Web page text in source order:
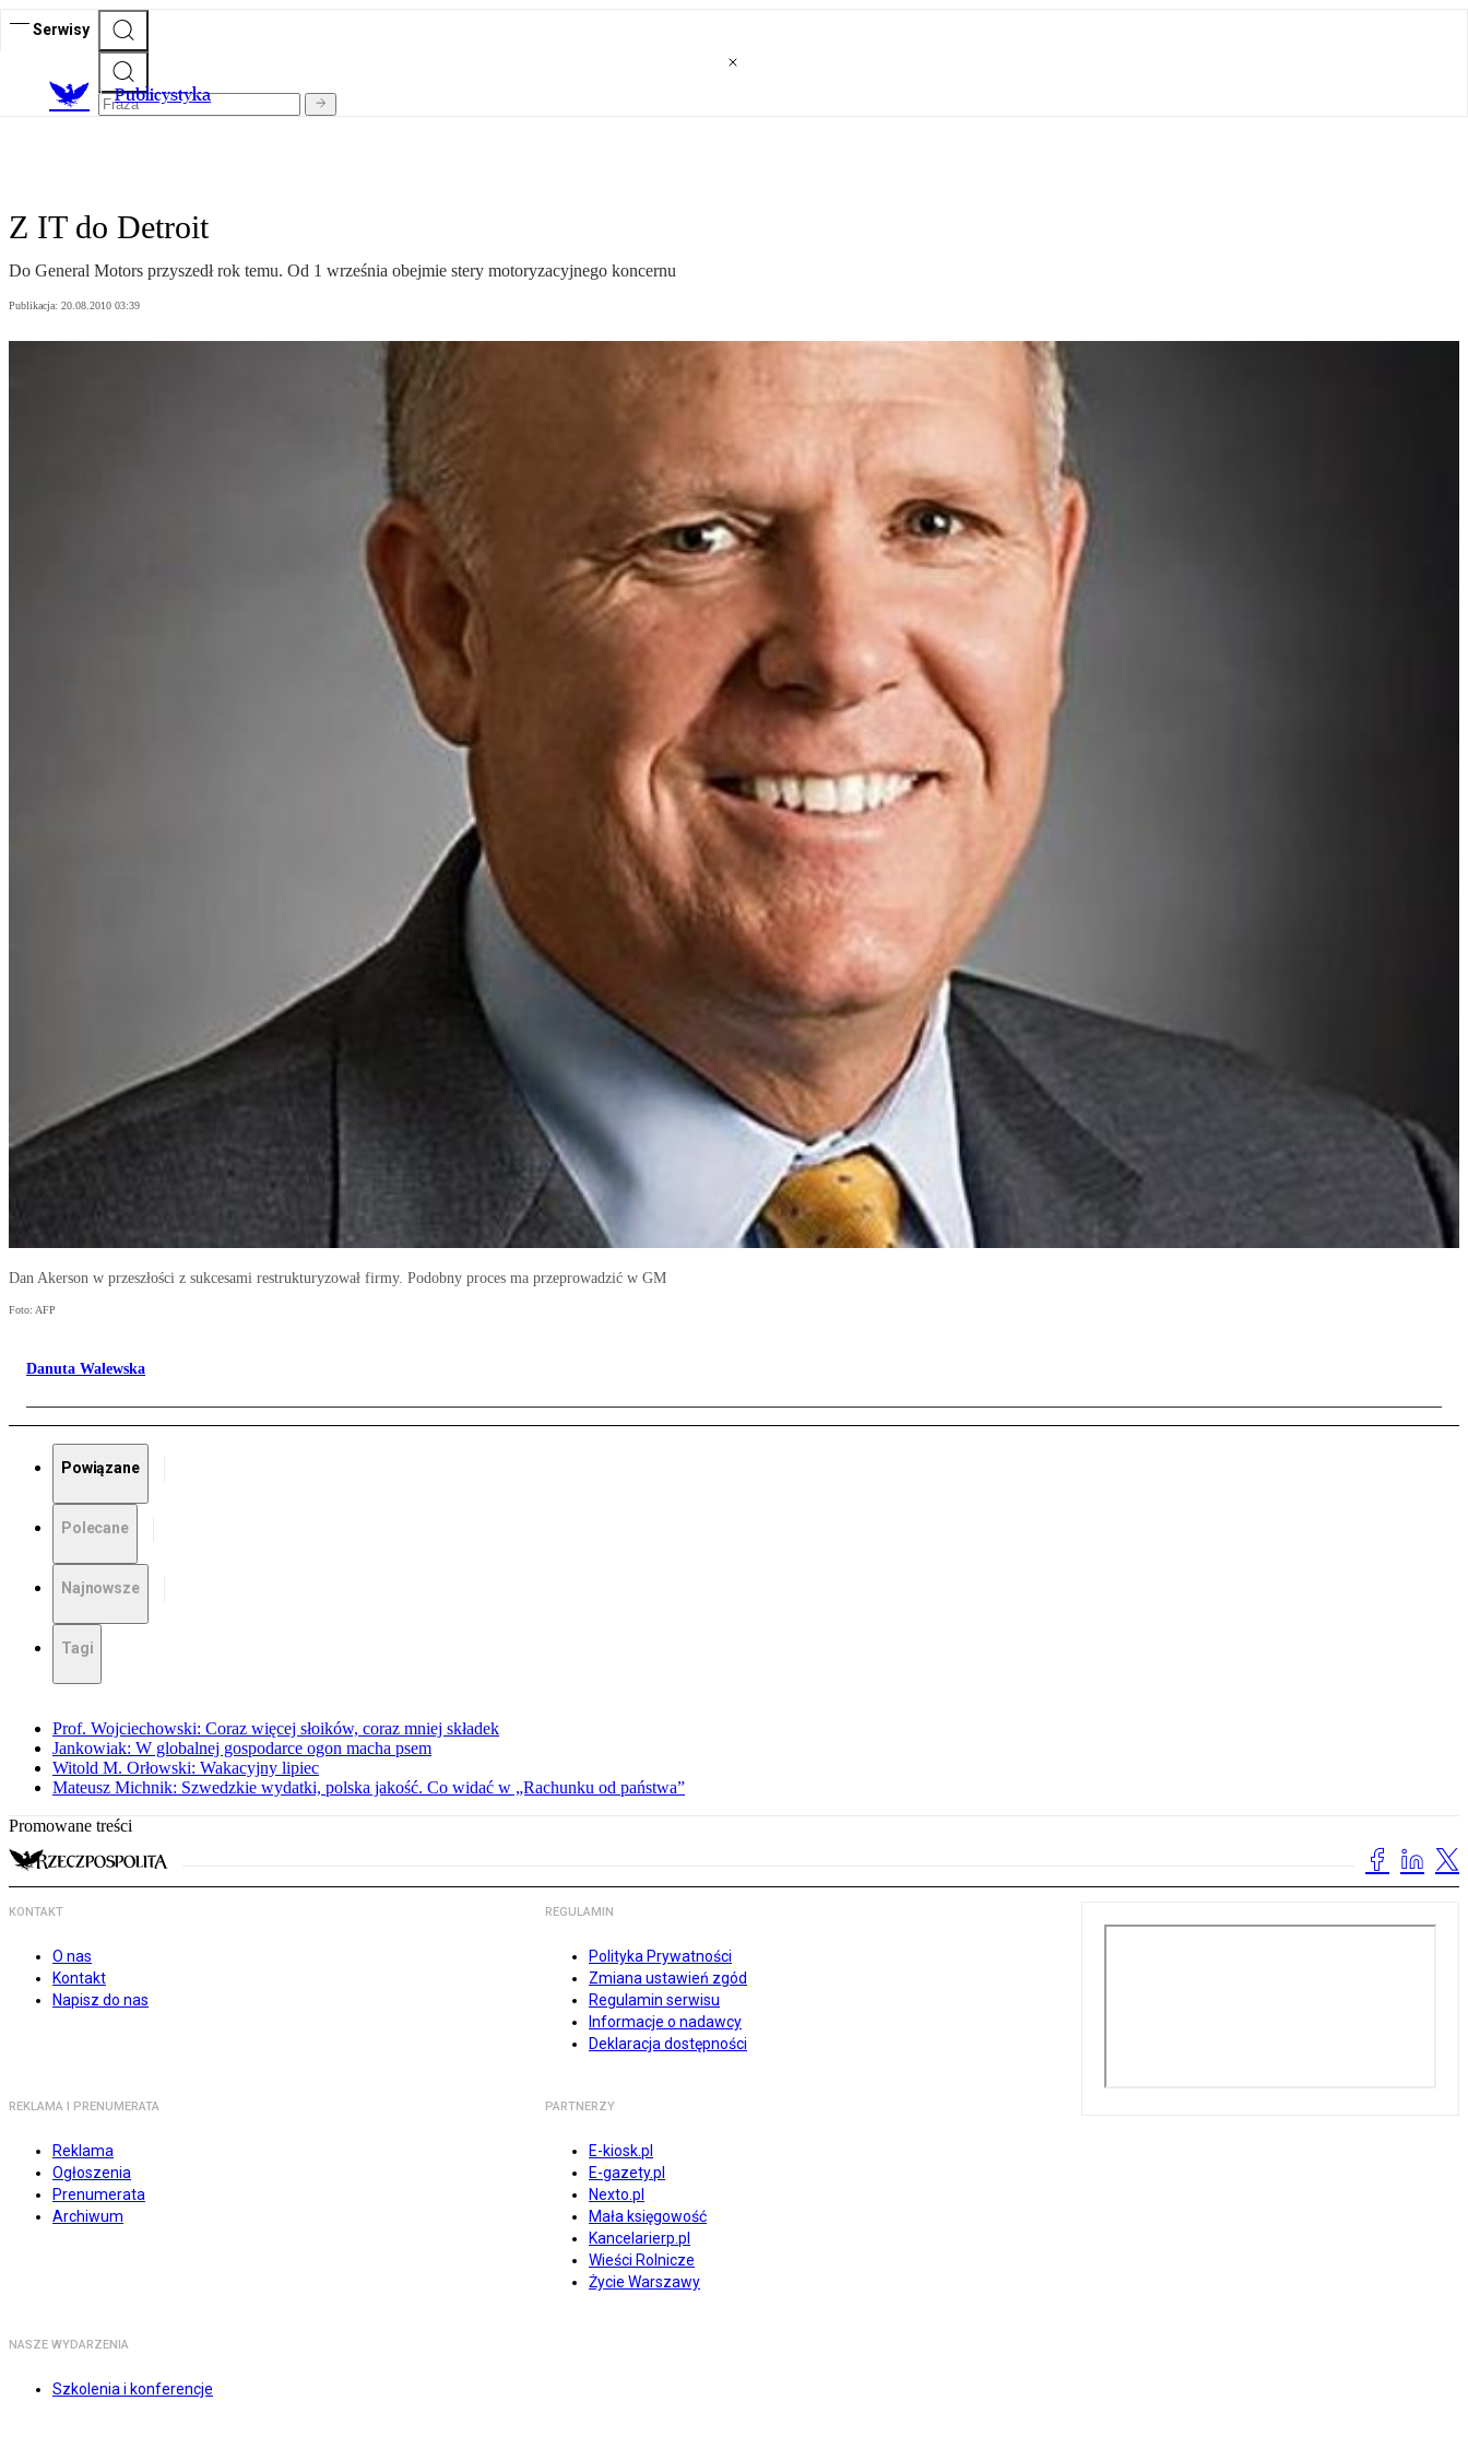
Serwisy
Publicystyka
Z IT do Detroit
Do General Motors przyszedł rok temu. Od 1 września obejmie stery motoryzacyjnego koncernu
Publikacja: 20.08.2010 03:39
Dan Akerson w przeszłości z sukcesami restrukturyzował firmy. Podobny proces ma przeprowadzić w GM
Foto: AFP
Danuta Walewska
Powiązane
Polecane
Najnowsze
Tagi
Prof. Wojciechowski: Coraz więcej słoików, coraz mniej składek
Jankowiak: W globalnej gospodarce ogon macha psem
Witold M. Orłowski: Wakacyjny lipiec
Mateusz Michnik: Szwedzkie wydatki, polska jakość. Co widać w „Rachunku od państwa”
Promowane treści
KONTAKT
O nas
Kontakt
Napisz do nas
REGULAMIN
Polityka Prywatności
Zmiana ustawień zgód
Regulamin serwisu
Informacje o nadawcy
Deklaracja dostępności
REKLAMA I PRENUMERATA
Reklama
Ogłoszenia
Prenumerata
Archiwum
PARTNERZY
E-kiosk.pl
E-gazety.pl
Nexto.pl
Mała księgowość
Kancelarierp.pl
Wieści Rolnicze
Życie Warszawy
NASZE WYDARZENIA
Szkolenia i konferencje